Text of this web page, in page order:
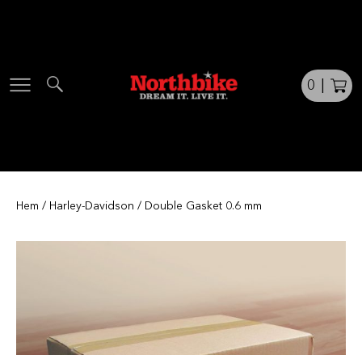
0
Hem / Harley-Davidson / Double Gasket 0.6 mm